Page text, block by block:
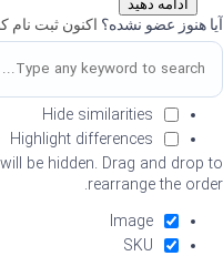
ادامه دهید
آیا هنوز عضو نشده؟ اکنون ثبت نام
Hide similarities
Highlight differences
be hidden. Drag and drop to
rearrange the order.
Image
SKU